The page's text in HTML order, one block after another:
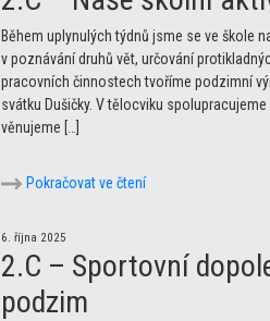
Během uplynulých týdnů jsme se ve škole
v poznávání druhů vět, určování
pracovních činnostech tvoříme podzimní
svátku Dušičky. V tělocviku
věnujeme […]
Pokračovat ve čtení
6. října 2025
2.C – Sportovní
podzim